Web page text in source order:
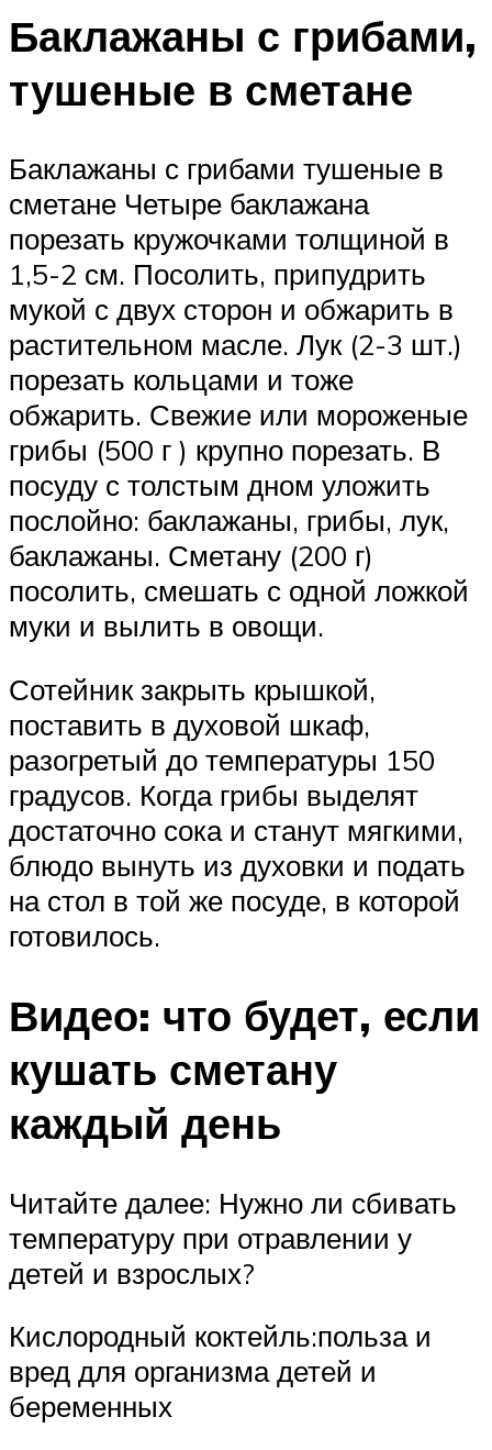
Баклажаны с грибами,
тушеные в сметане
Баклажаны с грибами тушеные в
сметане Четыре баклажана
порезать кружочками толщиной в
1,5-2 см. Посолить, припудрить
мукой с двух сторон и обжарить в
растительном масле. Лук (2-3 шт.)
порезать кольцами и тоже
обжарить. Свежие или мороженые
грибы (500 г ) крупно порезать. В
посуду с толстым дном уложить
послойно: баклажаны, грибы, лук,
баклажаны. Сметану (200 г)
посолить, смешать с одной ложкой
муки и вылить в овощи.
Сотейник закрыть крышкой,
поставить в духовой шкаф,
разогретый до температуры 150
градусов. Когда грибы выделят
достаточно сока и станут мягкими,
блюдо вынуть из духовки и подать
на стол в той же посуде, в которой
готовилось.
Видео: что будет, если
кушать сметану
каждый день
Читайте далее: Нужно ли сбивать
температуру при отравлении у
детей и взрослых?
Кислородный коктейль:польза и
вред для организма детей и
беременных